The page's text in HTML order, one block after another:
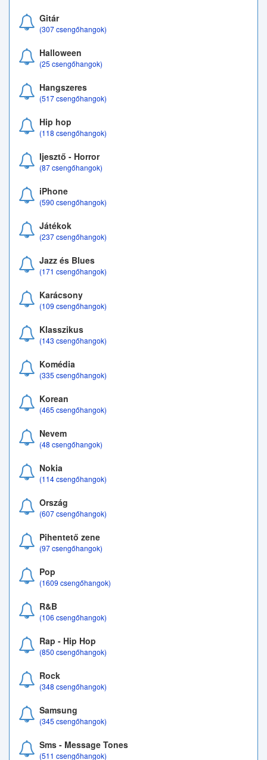
Gitár
(307 csengőhangok)
Halloween
(25 csengőhangok)
Hangszeres
(517 csengőhangok)
Hip hop
(118 csengőhangok)
Ijesztő - Horror
(87 csengőhangok)
iPhone
(590 csengőhangok)
Játékok
(237 csengőhangok)
Jazz és Blues
(171 csengőhangok)
Karácsony
(109 csengőhangok)
Klasszikus
(143 csengőhangok)
Komédia
(335 csengőhangok)
Korean
(465 csengőhangok)
Nevem
(48 csengőhangok)
Nokia
(114 csengőhangok)
Ország
(607 csengőhangok)
Pihentető zene
(97 csengőhangok)
Pop
(1609 csengőhangok)
R&B
(106 csengőhangok)
Rap - Hip Hop
(850 csengőhangok)
Rock
(348 csengőhangok)
Samsung
(345 csengőhangok)
Sms - Message Tones
(511 csengőhangok)